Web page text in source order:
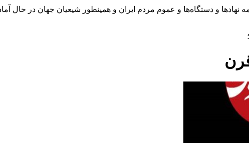
نهادها و دستگاه‌ها و عموم مردم ایران و همینطور شیعیان جهان در حال